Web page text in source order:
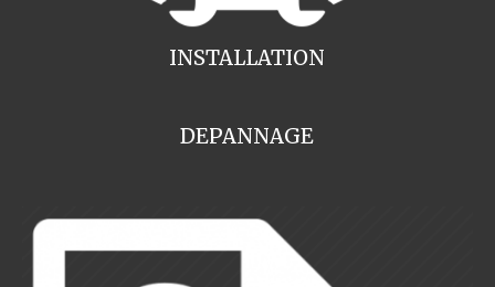
INSTALLATION
DEPANNAGE